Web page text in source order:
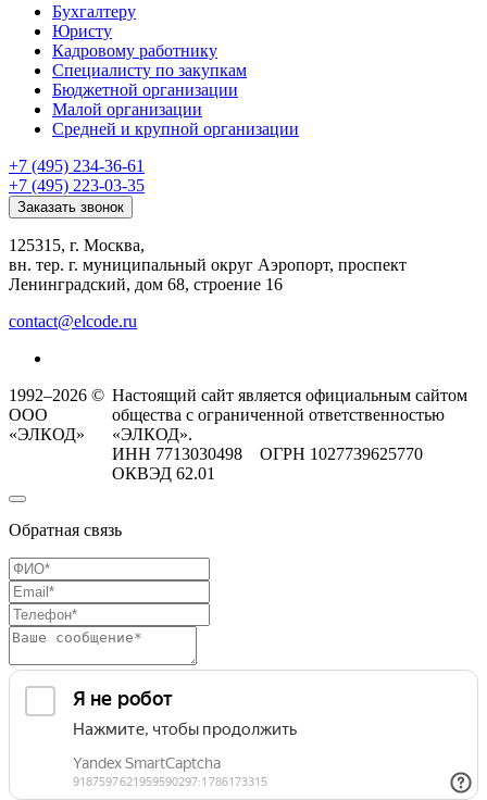
Бухгалтеру
Юристу
Кадровому работнику
Специалисту по закупкам
Бюджетной организации
Малой организации
Средней и крупной организации
+7 (495) 234-36-61
+7 (495) 223-03-35
Заказать звонок
125315, г. Москва,
вн. тер. г. муниципальный округ Аэропорт, проспект
Ленинградский, дом 68, строение 16
contact@elcode.ru
1992–2026 ©
ООО
«ЭЛКОД»
Настоящий сайт является официальным сайтом
общества с ограниченной ответственностью
«ЭЛКОД».
ИНН 7713030498 ОГРН 1027739625770
ОКВЭД 62.01
Обратная связь